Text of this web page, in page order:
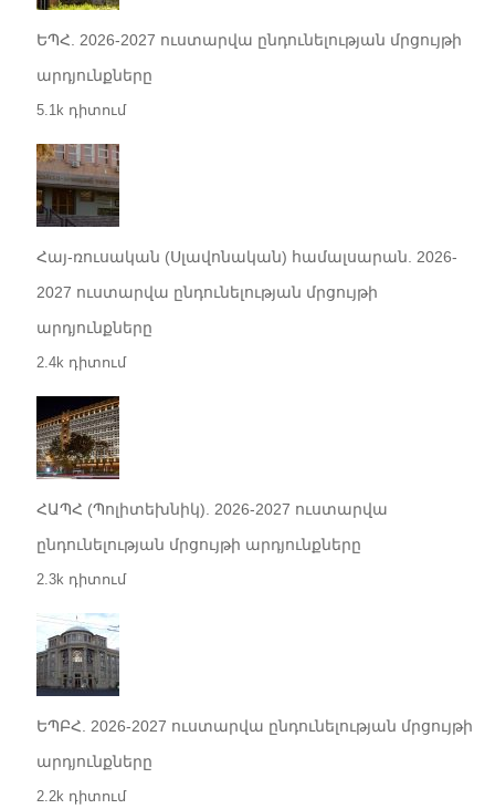
ԵՊՀ. 2026-2027 ուստարվա ընդունելության մրցույթի
արդյունքները
5.1k դիտում
Հայ-ռուսական (Սլավոնական) համալսարան. 2026-
2027 ուստարվա ընդունելության մրցույթի
արդյունքները
2.4k դիտում
ՀԱՊՀ (Պոլիտեխնիկ). 2026-2027 ուստարվա
ընդունելության մրցույթի արդյունքները
2.3k դիտում
ԵՊԲՀ. 2026-2027 ուստարվա ընդունելության մրցույթի
արդյունքները
2.2k դիտում